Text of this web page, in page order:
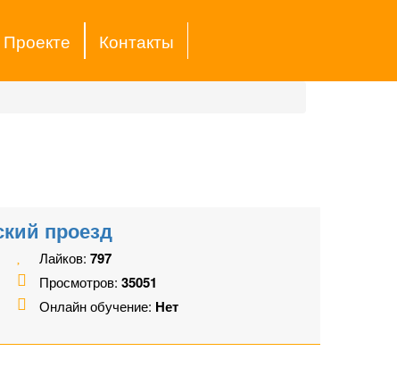
Контакты
проезд
Лайков: 797
Просмотров: 35051
Онлайн обучение: Нет